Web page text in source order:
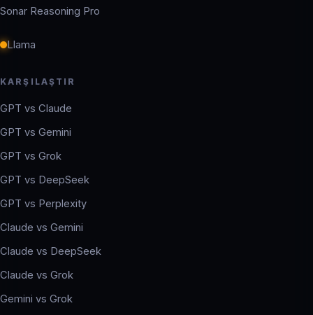
Sonar Reasoning Pro
Llama
KARŞILAŞTIR
GPT vs Claude
GPT vs Gemini
GPT vs Grok
GPT vs DeepSeek
GPT vs Perplexity
Claude vs Gemini
Claude vs DeepSeek
Claude vs Grok
Gemini vs Grok